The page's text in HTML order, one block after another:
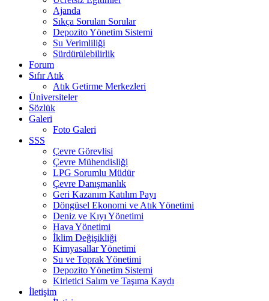
Ajanda
Sıkça Sorulan Sorular
Depozito Yönetim Sistemi
Su Verimliliği
Sürdürülebilirlik
Forum
Sıfır Atık
Atık Getirme Merkezleri
Üniversiteler
Sözlük
Galeri
Foto Galeri
SSS
Çevre Görevlisi
Çevre Mühendisliği
LPG Sorumlu Müdür
Çevre Danışmanlık
Geri Kazanım Katılım Payı
Döngüsel Ekonomi ve Atık Yönetimi
Deniz ve Kıyı Yönetimi
Hava Yönetimi
İklim Değişikliği
Kimyasallar Yönetimi
Su ve Toprak Yönetimi
Depozito Yönetim Sistemi
Kirletici Salım ve Taşıma Kaydı
İletişim